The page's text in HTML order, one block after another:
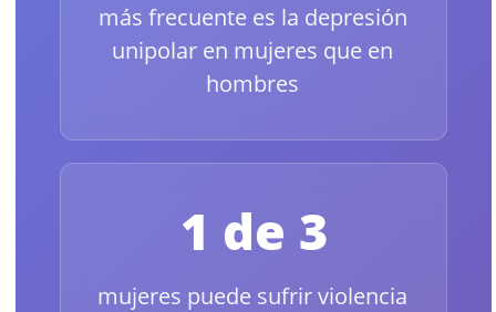
más frecuente es la depresión
unipolar en mujeres que en
hombres
1 de 3
mujeres puede sufrir violencia